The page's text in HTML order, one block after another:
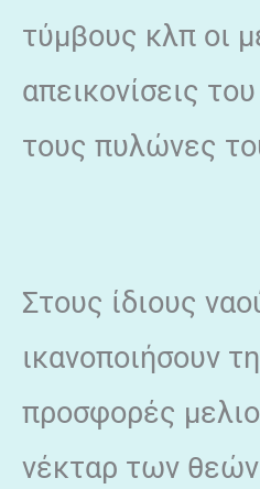
τύμβους κλπ οι
απεικονίσεις
τους πυλώνες
Στους ίδιους
ικανοποιήσουν
προσφορές
νέκταρ των